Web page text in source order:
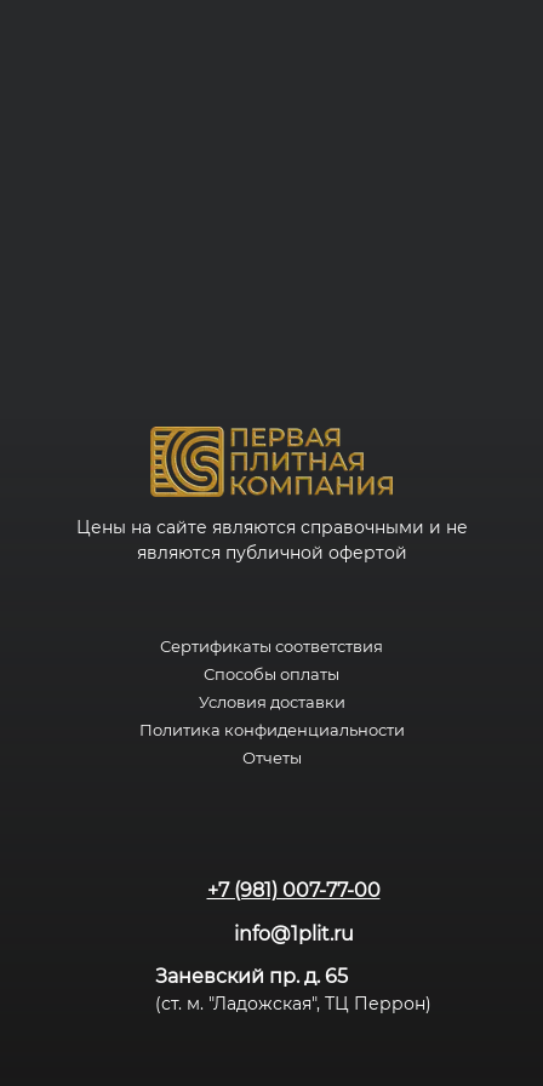
Цены на сайте являются справочными и не
являются публичной офертой
Сертификаты соответствия
Способы оплаты
Условия доставки
Политика конфиденциальности
Отчеты
+7 (981) 007-77-00
info@1plit.ru
Заневский пр. д. 65
(ст. м. "Ладожская", ТЦ Перрон)